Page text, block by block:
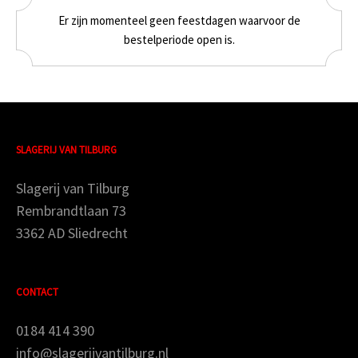
Er zijn momenteel geen feestdagen waarvoor de
bestelperiode open is.
SLAGERIJ VAN TILBURG
Slagerij van Tilburg
Rembrandtlaan 73
3362 AD Sliedrecht
CONTACT
0184 414 390
info@slagerijvantilburg.nl